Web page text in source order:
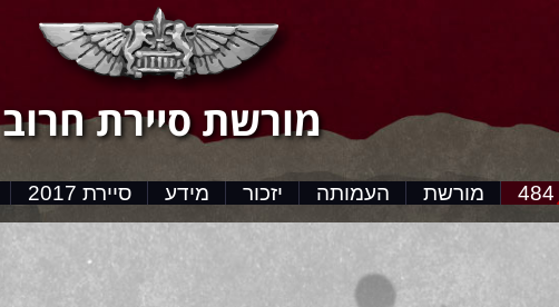
מורשת סיירת חרוב
מורשת העמותה יזכור מידע סיירת 2017